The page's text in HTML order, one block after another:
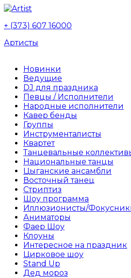
+ (373) 607 16000
Артисты
Новинки
Ведущие
DJ для праздника
Певцы / Исполнители
Народные исполнители
Кавер бенды
Группы
Инструменталисты
Квартет
Танцевальные
Национальные танцы
Цыганские ансамбли
Восточный танец
Стриптиз
Шоу программа
Иллюзионисты/
Аниматоры
Фаер Шоу
Клоуны
Интересное на праздник
Цирковое шоу
Stand Up
Дед мороз